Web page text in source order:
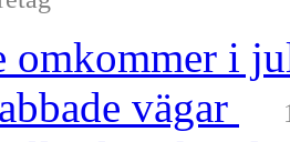
i
vägar